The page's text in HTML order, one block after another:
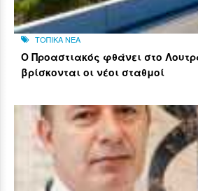
ΤΟΠΙΚΑ ΝΕΑ
Ο Προαστιακός φθάνει στο
βρίσκονται οι νέοι σταθμοί